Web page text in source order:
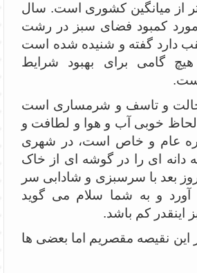
از میانگین کشوری است. سال
کمبود فضای سبز در رشت
دارد گفته و شنیده شده است
هیچ گامی برای بهبود شرایط
و تاسف و شرمساری است
خوبی آب و هوا و لطافت و
عام و خاص است، در شهری
دانه ای را در گوشه ای از خاک
بعد با سرسبزی و شادابی سر
و به شما سلام می گوید
اینقدر کم باشد.
این نقیصه مقصریم اما بعضی ها